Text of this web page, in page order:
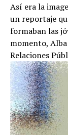
Así era la
un reportaje
formaban las
momento,
Relaciones